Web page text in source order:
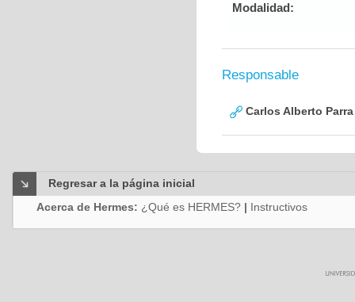
Modalidad:
Responsable
Carlos Alberto
Regresar a la página inicial
Acerca de Hermes: ¿Qué es HERMES? | Instructivos